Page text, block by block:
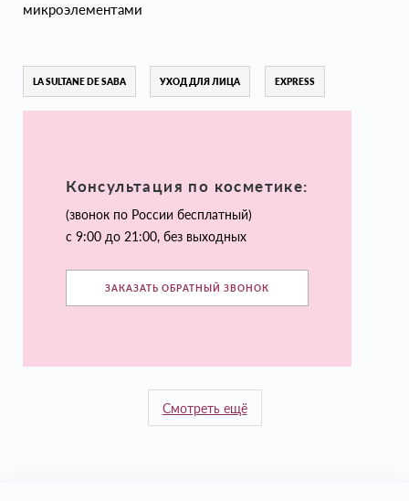
микроэлементами
LA SULTANE DE SABA УХОД ДЛЯ ЛИЦА EXPRESS
Консультация по косметике:
(звонок по России бесплатный)
с 9:00 до 21:00, без выходных
ЗАКАЗАТЬ ОБРАТНЫЙ ЗВОНОК
Смотреть ещё